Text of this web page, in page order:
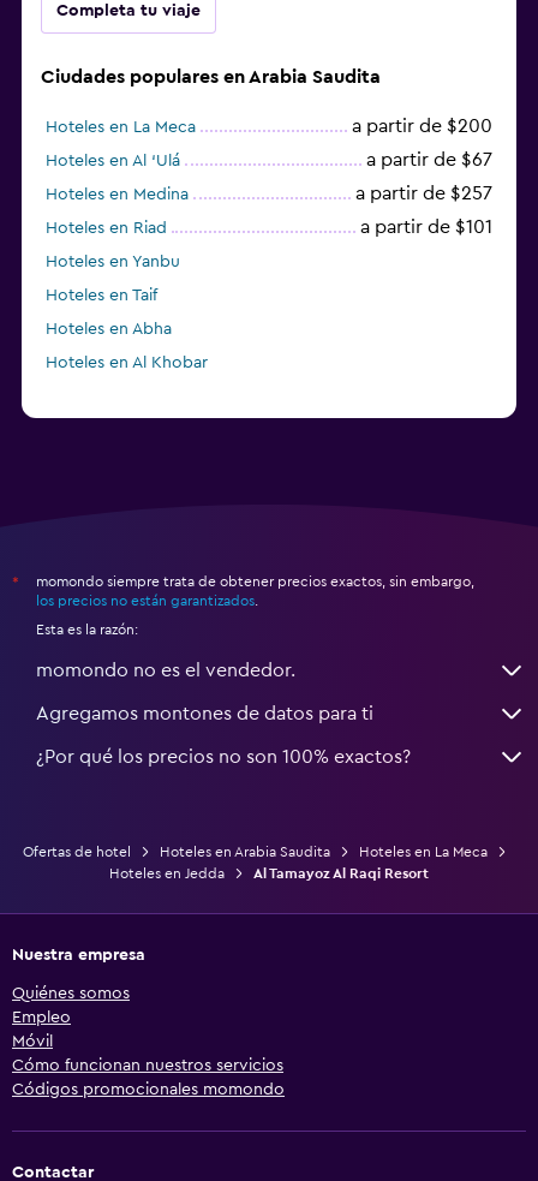
Completa tu viaje
Ciudades populares en Arabia Saudita
Hoteles en La Meca a partir de $200
Hoteles en Al ‘Ulá a partir de $67
Hoteles en Medina a partir de $257
Hoteles en Riad a partir de $101
Hoteles en Yanbu
Hoteles en Taif
Hoteles en Abha
Hoteles en Al Khobar
*
momondo siempre trata de obtener precios exactos, sin embargo,
los precios no están garantizados
Esta es la razón:
momondo no es el vendedor.
Agregamos montones de datos para ti
¿Por qué los precios no son 100% exactos?
Ofertas de hotel Hoteles en Arabia Saudita
Hoteles en La Meca
Hoteles en Jedda
Al Tamayoz Al Raqi Resort
Nuestra empresa
Quiénes somos
Empleo
Móvil
Cómo funcionan nuestros servicios
Códigos promocionales momondo
Contactar